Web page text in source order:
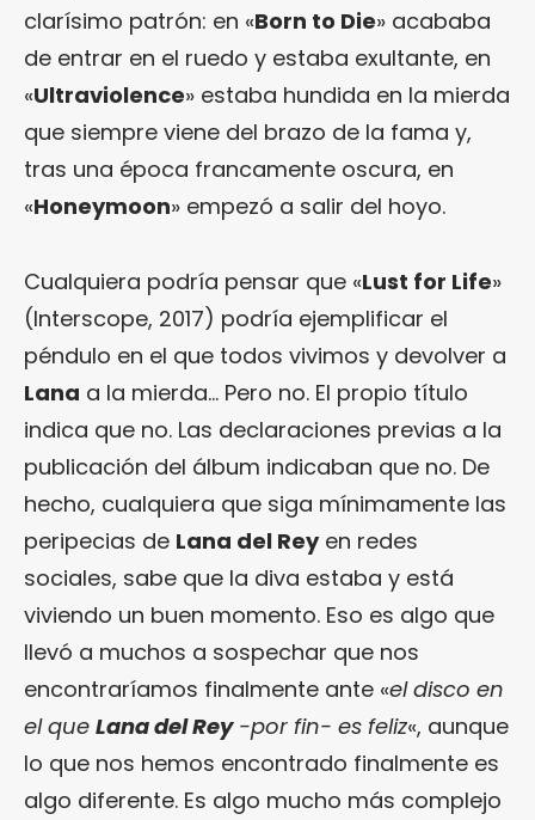
clarísimo patrón: en «Born to Die» acababa
de entrar en el ruedo y estaba exultante, en
«Ultraviolence» estaba hundida en la mierda
que siempre viene del brazo de la fama y,
tras una época francamente oscura, en
«Honeymoon» empezó a salir del hoyo.
Cualquiera podría pensar que «Lust for Life»
(Interscope, 2017) podría ejemplificar el
péndulo en el que todos vivimos y devolver a
Lana a la mierda… Pero no. El propio título
indica que no. Las declaraciones previas a la
publicación del álbum indicaban que no. De
hecho, cualquiera que siga mínimamente las
peripecias de Lana del Reyen redes
sociales, sabe que la diva estaba y está
viviendo un buen momento. Eso es algo que
llevó a muchos a sospechar que nos
encontraríamos finalmente ante «el disco en
el que Lana del Rey-por fin- es feliz«, aunque
lo que nos hemos encontrado finalmente es
algo diferente. Es algo mucho más complejo